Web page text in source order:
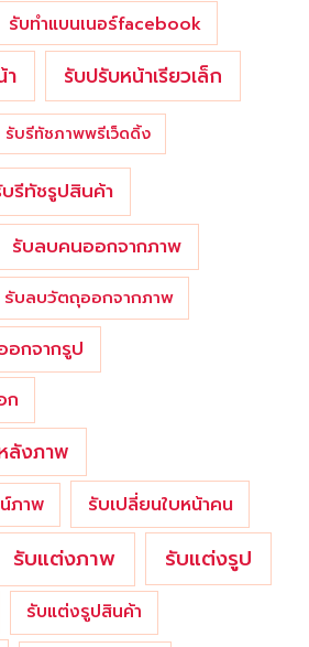
รับทำแบนเนอร์facebook
า รับปรับหน้าเรียวเล็ก
รับรีทัชภาพพรีเว็ดดิ้ง
รีทัชรูปสินค้า
รับลบคนออกจากภาพ
รับลบวัตถุออกจากภาพ
กจากรูป
ก
ลังภาพ
ภาพ รับเปลี่ยนใบหน้าคน
รับแต่งภาพ รับแต่งรูป
รับแต่งรูปสินค้า